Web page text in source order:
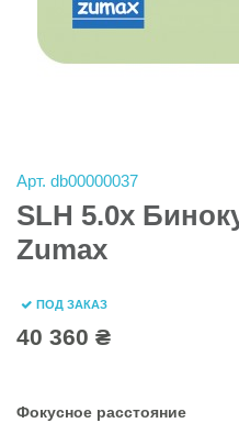
Арт. db00000037
SLH 5.0x
Zumax
ПОД ЗАКАЗ
40 360 ₴
Фокусное расстояние